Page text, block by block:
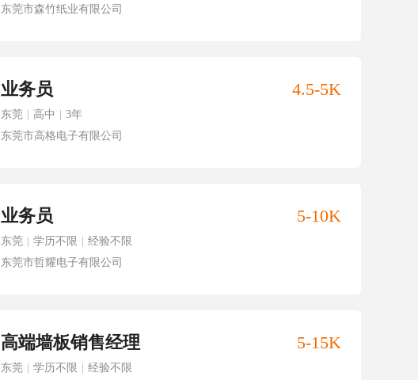
东莞市森竹纸业有限公司
业务员 4.5-5K
东莞 高中
3年
东莞市高格电子有限公司
业务员 5-10K
东莞 学历不限
经验不限
东莞市哲耀电子有限公司
高端墙板销售经理 5-15K
东莞 学历不限
经验不限